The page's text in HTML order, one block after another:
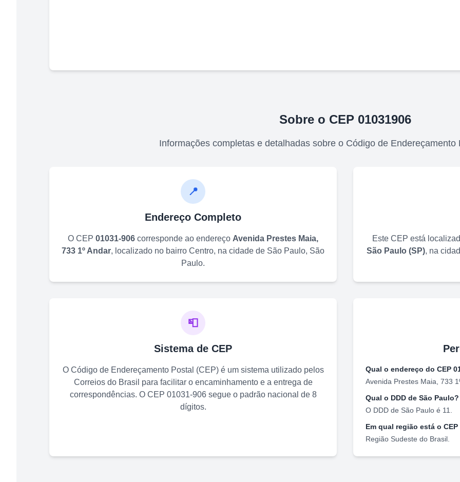
Sobre o CEP 01031906
Informações completas e detalhadas sobre o Código de
📍
Endereço Completo
O CEP 01031-906 corresponde ao endereço Avenida Prestes Maia,
733 1º Andar, localizado no bairro Centro, na cidade de São Paulo, São
Paulo.
Este CEP está
São Paulo (SP), na
📮
Sistema de CEP
O Código de Endereçamento Postal (CEP) é um sistema utilizado pelos
Correios do Brasil para facilitar o encaminhamento e a entrega de
correspondências. O CEP 01031-906segue o padrão nacional de 8
dígitos.
Qual o endereço do CEP
Avenida Prestes Maia, 733
Qual o DDD de São Paulo?
O DDD de São Paulo é 11
Em qual região está o CEP
Região Sudeste do Brasil.